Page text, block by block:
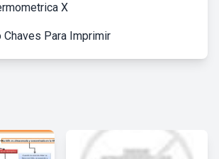
X
Chaves Para Imprimir